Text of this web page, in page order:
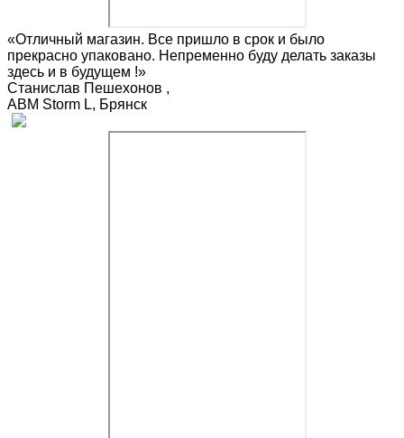
«Отличный магазин. Все пришло в срок и было
прекрасно упаковано. Непременно буду делать заказы
здесь и в будущем !»
Станислав Пешехонов ,
ABM Storm L, Брянск